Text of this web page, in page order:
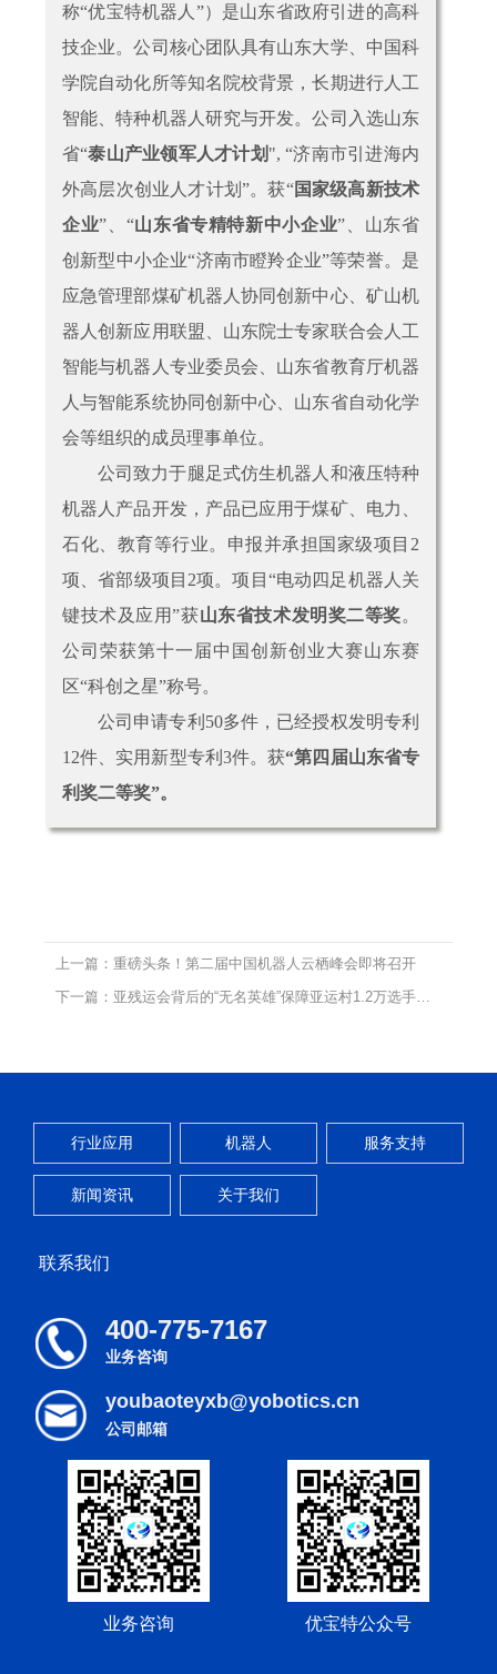
称“优宝特机器人”）是山东省政府引进的高科
技企业。公司核心团队具有山东大学、中国科
学院自动化所等知名院校背景，长期进行人工
智能、特种机器人研究与开发。公司入选山东
省“泰山产业领军人才计划 ", “济南市引进海内
外高层次创业人才计划”。获“国家级高新技术
企业”、“山东省专精特新中小企业”、山东省
创新型中小企业“济南市瞪羚企业”等荣誉。是
应急管理部煤矿机器人协同创新中心、矿山机
器人创新应用联盟、山东院士专家联合会人工
智能与机器人专业委员会、山东省教育厅机器
人与智能系统协同创新中心、山东省自动化学
会等组织的成员理事单位。
公司致力于腿足式仿生机器人和液压特种
机器人产品开发，产品已应用于煤矿、电力、
石化、教育等行业。申报并承担国家级项目2
项、省部级项目2项。项目“电动四足机器人关
键技术及应用”获山东省技术发明奖二等奖。
公司荣获第十一届中国创新创业大赛山东赛
区“科创之星”称号。
公司申请专利50多件，已经授权发明专利
12件、实用新型专利3件。获“第四届山东省专
利奖二等奖”。
上一篇：重磅头条！第二届中国机器人云栖峰会即将召开
行业应用 机器人 服务支持
新闻资讯 关于我们
联系我们
400-775-7167
业务咨询
youbaoteyxb@yobotics.cn
公司邮箱
业务咨询 优宝特公众号